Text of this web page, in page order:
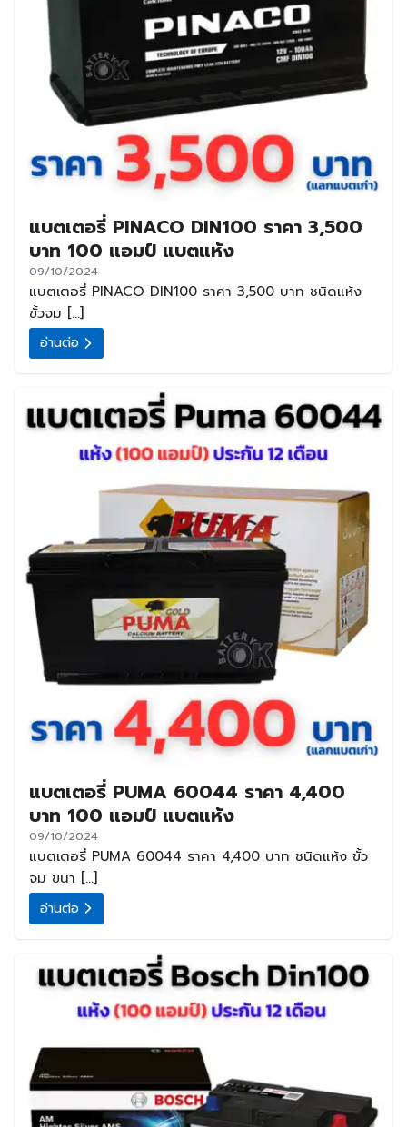
แบตเตอรี่ PINACO DIN100 ราคา 3,500
บาท 100 แอมป์ แบตแห้ง
09/10/2024
แบตเตอรี่ PINACO DIN100 ราคา 3,500 บาท ชนิดแห้ง
ขั้วจม […]
อ่านต่อ
แบตเตอรี่ PUMA 60044 ราคา 4,400
บาท 100 แอมป์ แบตแห้ง
09/10/2024
แบตเตอรี่ PUMA 60044 ราคา 4,400 บาท ชนิดแห้ง ขั้ว
จม ขนา […]
อ่านต่อ